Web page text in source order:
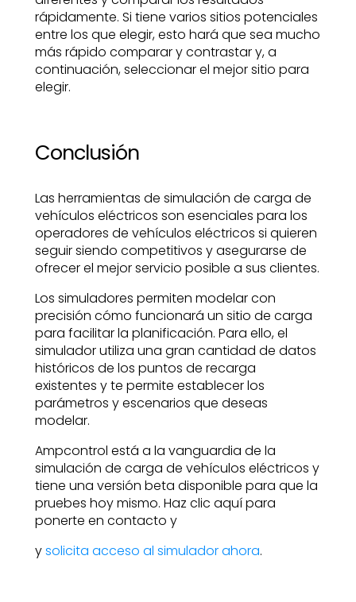
rápidamente. Si tiene varios sitios potenciales
entre los que elegir, esto hará que sea mucho
más rápido comparar y contrastar y, a
continuación, seleccionar el mejor sitio para
elegir.
Conclusión
Las herramientas de simulación de carga de
vehículos eléctricos son esenciales para los
operadores de vehículos eléctricos si quieren
seguir siendo competitivos y asegurarse de
ofrecer el mejor servicio posible a sus clientes.
Los simuladores permiten modelar con
precisión cómo funcionará un sitio de carga
para facilitar la planificación. Para ello, el
simulador utiliza una gran cantidad de datos
históricos de los puntos de recarga
existentes y te permite establecer los
parámetros y escenarios que deseas
modelar.
Ampcontrol está a la vanguardia de la
simulación de carga de vehículos eléctricos y
tiene una versión beta disponible para que la
pruebes hoy mismo. Haz clic aquí para
ponerte en contacto y
ysolicita acceso al simulador ahora.